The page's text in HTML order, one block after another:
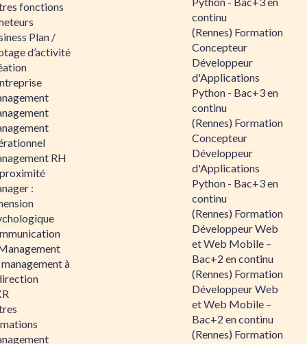
fonctions
Plan /
d’activité
RH
:
à
continu
(Rennes) Formation
Concepteur
Développeur
d'Applications
Python - Bac+3 en
continu
(Rennes) Formation
Concepteur
Développeur
d'Applications
Python - Bac+3 en
continu
(Rennes) Formation
Développeur Web
et Web Mobile –
Bac+2 en continu
(Rennes) Formation
Développeur Web
et Web Mobile –
Bac+2 en continu
(Rennes) Formation